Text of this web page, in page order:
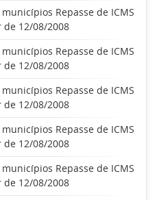
Repasse de ICMS
de 12/08/2008
Repasse de ICMS
de 12/08/2008
Repasse de ICMS
de 12/08/2008
Repasse de ICMS
de 12/08/2008
Repasse de ICMS
de 12/08/2008